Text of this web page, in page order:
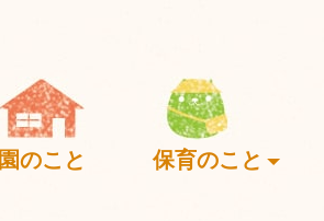
園のこと 保育のこと